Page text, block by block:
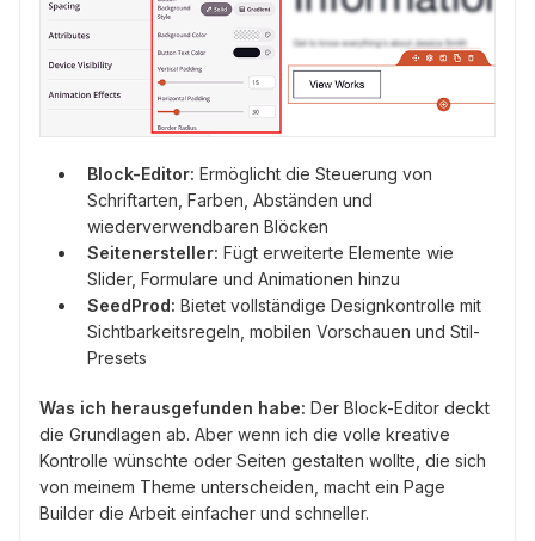
Block-Editor: Ermöglicht die Steuerung von
Schriftarten, Farben, Abständen und
wiederverwendbaren Blöcken
Seitenersteller: Fügt erweiterte Elemente wie
Slider, Formulare und Animationen hinzu
SeedProd: Bietet vollständige Designkontrolle mit
Sichtbarkeitsregeln, mobilen Vorschauen und Stil-
Presets
Was ich herausgefunden habe: Der Block-Editor deckt
die Grundlagen ab. Aber wenn ich die volle kreative
Kontrolle wünschte oder Seiten gestalten wollte, die sich
von meinem Theme unterscheiden, macht ein Page
Builder die Arbeit einfacher und schneller.